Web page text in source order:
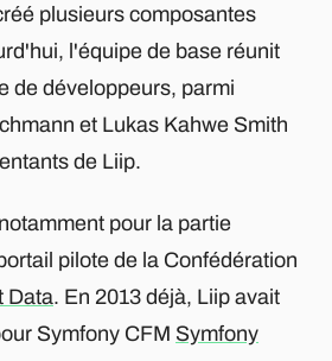
plusieurs composantes
l'équipe de base réunit
de développeurs, parmi
et Lukas Kahwe Smith
de Liip.
pour la partie
pilote de la Confédération
Data. En 2013 déjà, Liip avait
Symfony CFM Symfony